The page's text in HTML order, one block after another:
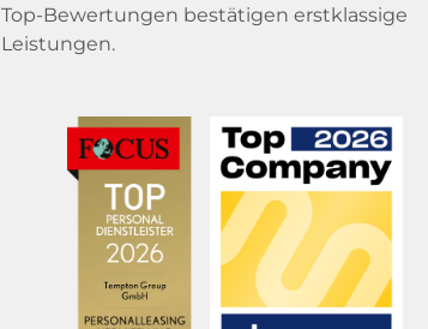
Top-Bewertungen bestätigen erstklassige
Leistungen.